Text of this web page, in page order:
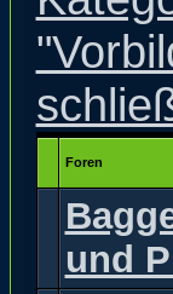
Foren
und